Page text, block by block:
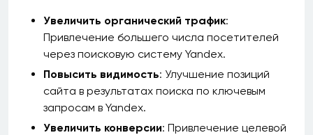
Увеличить органический трафик:
Привлечение большего числа посетителей
через поисковую систему Yandex.
Повысить видимость: Улучшение позиций
сайта в результатах поиска по ключевым
запросам в Yandex.
Увеличить конверсии: Привлечение целевой